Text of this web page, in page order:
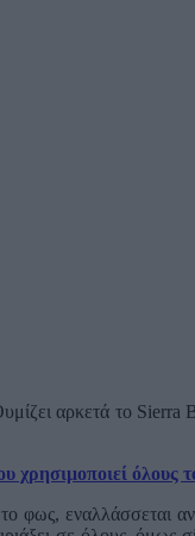
αρκετά το
όλους
φως, εναλλάσσεται